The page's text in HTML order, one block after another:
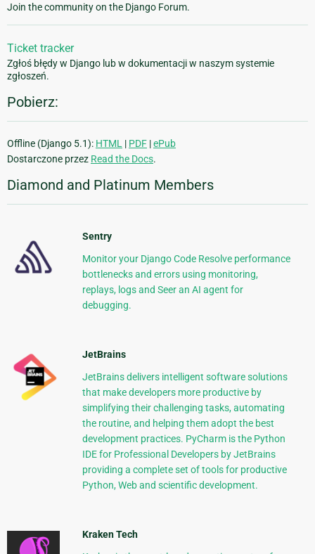
Join the community on the Django Forum.
Ticket tracker
Zgłoś błędy w Django lub w dokumentacji w naszym systemie
zgłoszeń.
Pobierz:
Offline (Django 5.1): HTML | PDF |ePub
Dostarczone przez Read the Docs.
Diamond and Platinum Members
Sentry
Monitor your Django Code Resolve performance
bottlenecks and errors using monitoring,
replays, logs and Seer an AI agent for
debugging.
JetBrains
JetBrains delivers intelligent software solutions
that make developers more productive by
simplifying their challenging tasks, automating
the routine, and helping them adopt the best
development practices. PyCharm is the Python
IDE for Professional Developers by JetBrains
providing a complete set of tools for productive
Python, Web and scientific development.
Kraken Tech